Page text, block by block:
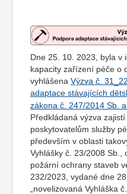
Dne 25. 10. 2023, byla v
kapacity zařízení péče o
vyhlášena Výzva č.
adaptace stávajících
zákona č. 247/2014 Sb.
Předkládaná výzva
poskytovatelům služby
především v oblasti
Vyhlášky č. 23/2008 Sb.,
požární ochrany staveb
232/2023, vydané dne
„novelizovaná Vyhláška